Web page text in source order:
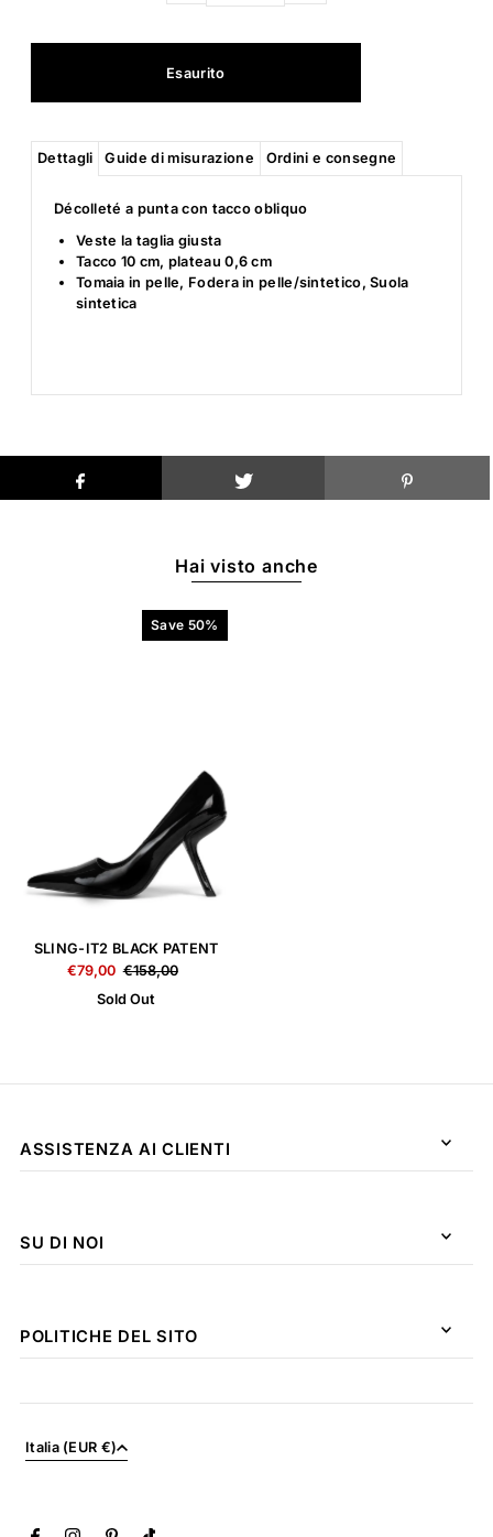
Dettagli Guide di misurazione Ordini e consegne
Décolleté a punta con tacco obliquo
Veste la taglia giusta
Tacco 10 cm, plateau 0,6 cm
Tomaia in pelle, Fodera in pelle/sintetico, Suola
sintetica
Hai visto anche
Save 50%
SLING-IT2 BLACK PATENT
€79,00 €158,00
Sold Out
ASSISTENZA AI CLIENTI
SU DI NOI
POLITICHE DEL SITO
Italia (EUR €)